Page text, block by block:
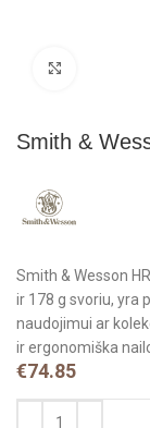
Smith &
Smith & Wesson
ir 178 g svoriu, yra
naudojimui ar
ir ergonomiška
€74.85